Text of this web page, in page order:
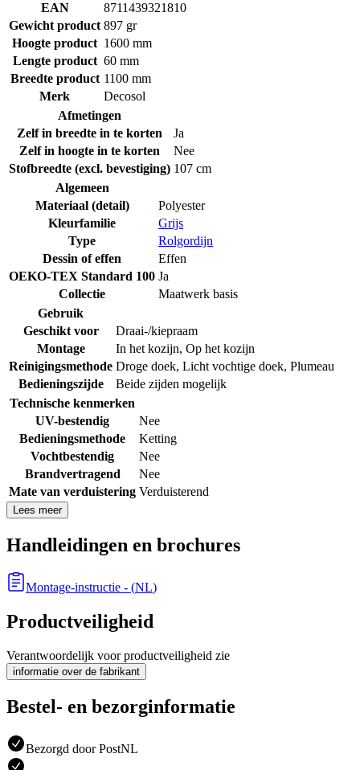
EAN
8711439321810
Gewicht product 897 gr
Hoogte product 1600 mm
Lengte product 60 mm
Breedte product 1100 mm
Merk
Decosol
Afmetingen
Zelf in breedte in te korten
Ja
Zelf in hoogte in te korten
Nee
Stofbreedte (excl. bevestiging) 107 cm
Algemeen
Materiaal (detail)
Polyester
Kleurfamilie
Grijs
Type
Rolgordijn
Dessin of effen
Effen
OEKO-TEX Standard 100 Ja
Collectie
Maatwerk basis
Gebruik
Geschikt voor
Draai-/kiepraam
Montage
In het kozijn, Op het kozijn
Reinigingsmethode Droge doek, Licht vochtige doek, Plumeau
Bedieningszijde
Beide zijden mogelijk
Technische kenmerken
UV-bestendig
Nee
Bedieningsmethode
Ketting
Vochtbestendig
Nee
Brandvertragend
Nee
Mate van verduistering Verduisterend
Lees meer
Handleidingen en brochures
Montage-instructie - (NL)
Productveiligheid
Verantwoordelijk voor productveiligheid zie
informatie over de fabrikant
Bestel- en bezorginformatie
Bezorgd door PostNL